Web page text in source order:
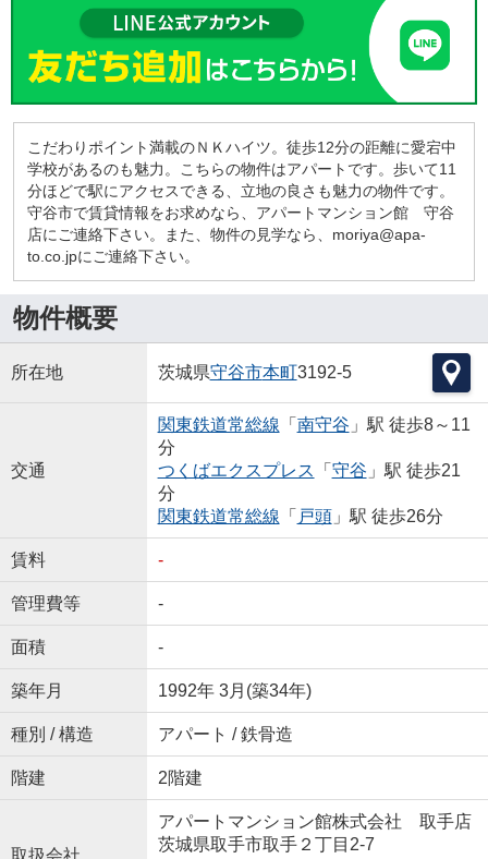
こだわりポイント満載のＮＫハイツ。徒歩12分の距離に愛宕中
学校があるのも魅力。こちらの物件はアパートです。歩いて11
分ほどで駅にアクセスできる、立地の良さも魅力の物件です。
守谷市で賃貸情報をお求めなら、アパートマンション館 守谷
店にご連絡下さい。また、物件の見学なら、moriya@apa-
to.co.jpにご連絡下さい。
物件概要
所在地 茨城県守谷市本町3192-5
交通
関東鉄道常総線 「 南守谷 」駅 徒歩8～11
分
つくばエクスプレス 「 守谷 」駅 徒歩21
分
関東鉄道常総線 「 戸頭」駅 徒歩26分
賃料 -
管理費等 -
面積 -
築年月 1992年 3月(築34年)
種別 / 構造 アパート / 鉄骨造
階建 2階建
取扱会社
アパートマンション館株式会社 取手店
茨城県取手市取手２丁目2-7